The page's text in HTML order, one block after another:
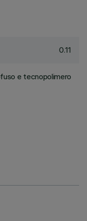
0.11
e tecnopolimero